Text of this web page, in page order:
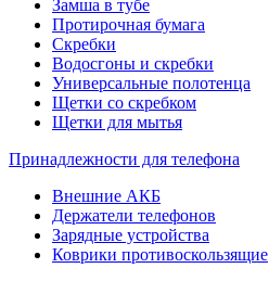
Замша в тубе
Протирочная бумага
Скребки
Водосгоны и скребки
Универсальные полотенца
Щетки со скребком
Щетки для мытья
Принадлежности для телефона
Внешние АКБ
Держатели телефонов
Зарядные устройства
Коврики противоскользящие